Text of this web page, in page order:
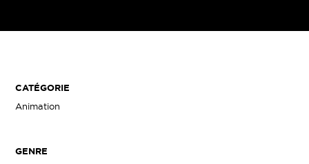
CATÉGORIE
Animation
GENRE